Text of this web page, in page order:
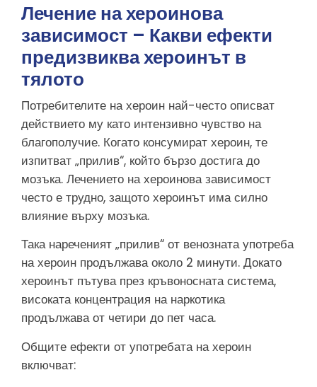
Лечение на хероинова
зависимост – Какви ефекти
предизвиква хероинът в
тялото
Потребителите на хероин най-често описват
действието му като интензивно чувство на
благополучие. Когато консумират хероин, те
изпитват „прилив“, който бързо достига до
мозъка. Лечението на хероинова зависимост
често е трудно, защото хероинът има силно
влияние върху мозъка.
Така нареченият „прилив“ от венозната употреба
на хероин продължава около 2 минути. Докато
хероинът пътува през кръвоносната система,
високата концентрация на наркотика
продължава от четири до пет часа.
Общите ефекти от употребата на хероин
включват: